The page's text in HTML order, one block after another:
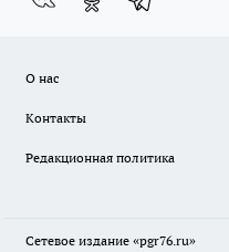
О нас
Контакты
Редакционная политика
Сетевое издание «pgr76.ru»